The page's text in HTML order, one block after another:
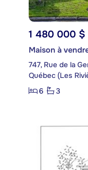
1 480 000 $
Maison à
747, Rue de la
Québec (Les
6
3